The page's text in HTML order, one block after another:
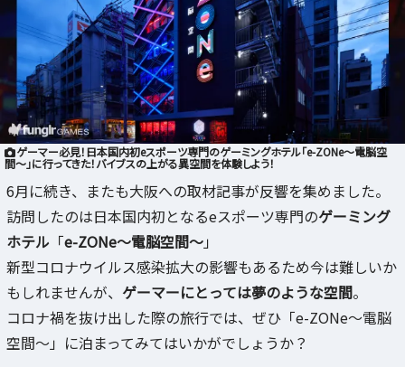
ゲーマー必見！日本国内初eスポーツ専門のゲーミングホテル「e-ZONe〜電脳空
間〜」に行ってきた！バイブスの上がる異空間を体験しよう！
6月に続き、またも大阪への取材記事が反響を集めました。
訪問したのは日本国内初となるeスポーツ専門のゲーミング
ホテル 「e-ZONe～電脳空間～」
新型コロナウイルス感染拡大の影響もあるため今は難しいか
もしれませんが、 ゲーマーにとっては夢のような空間。
コロナ禍を抜け出した際の旅行では、ぜひ「e-ZONe～電脳
空間～」に泊まってみてはいかがでしょうか？